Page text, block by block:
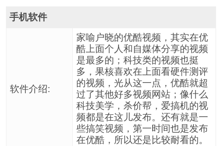
手机软件
软件介绍:
家喻户晓的优酷视频，其实在优
酷上面个人和自媒体分享的视频
是最多的；科技类的视频也挺
多，果核喜欢在上面看硬件测评
的视频，光从这一点，优酷就超
过了其他好多视频网站；像什么
科技美学，杀价帮，爱搞机的视
频都是在这儿发布。还有就是一
些搞笑视频，第一时间也是发布
在优酷，所以还是比较耐看的。